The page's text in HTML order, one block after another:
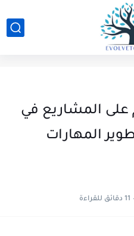
على المشاريع في
المهارات
11 دقائق للقراءة